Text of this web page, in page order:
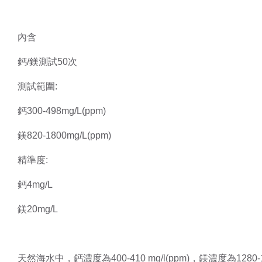
內含
鈣/鎂測試50次
測試範圍:
鈣300-498mg/L(ppm)
鎂820-1800mg/L(ppm)
精準度:
鈣4mg/L
鎂20mg/L
天然海水中，鈣濃度為400-410 mg/l(ppm)，鎂濃度為1280-